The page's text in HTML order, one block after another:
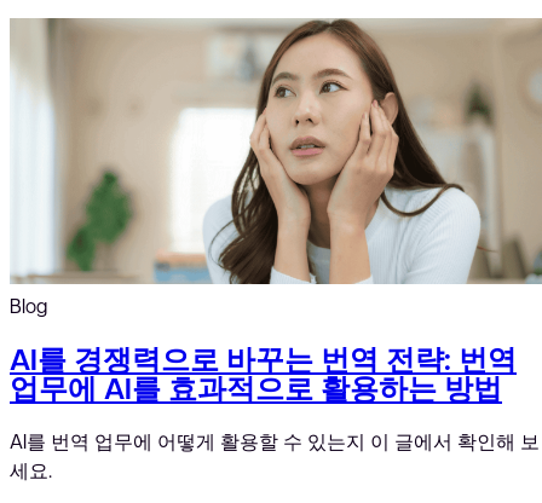
Blog
AI를 경쟁력으로 바꾸는 번역 전략: 번역
업무에 AI를 효과적으로 활용하는 방법
AI를 번역 업무에 어떻게 활용할 수 있는지 이 글에서 확인해 보
세요.